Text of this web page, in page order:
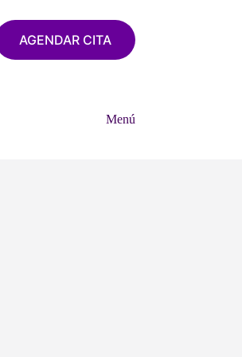
AGENDAR CITA
Menú